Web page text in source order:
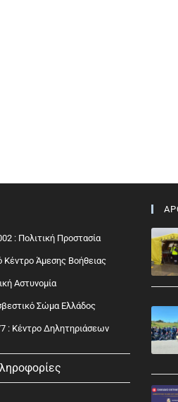
: Πολιτική Προστασία
Κέντρο Άμεσης Βοήθειας
Αστυνομία
Σώμα Ελλάδος
: Kέντρο Δηλητηριάσεων